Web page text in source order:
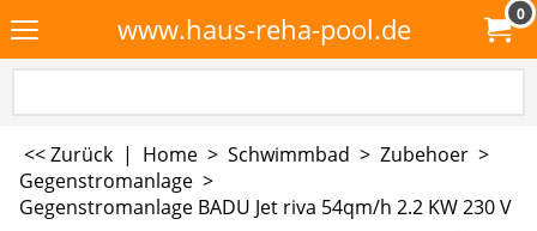
www.haus-reha-pool.de 0
<< Zurück | Home > Schwimmbad > Zubehoer >
Gegenstromanlage >
Gegenstromanlage BADU Jet riva 54qm/h 2.2 KW 230 V